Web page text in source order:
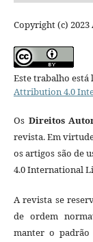
Copyright (c) 2023
Este trabalho está
Attribution 4.0
Os Direitos
revista. Em
os artigos são de
4.0 International
A revista se
de ordem
manter o